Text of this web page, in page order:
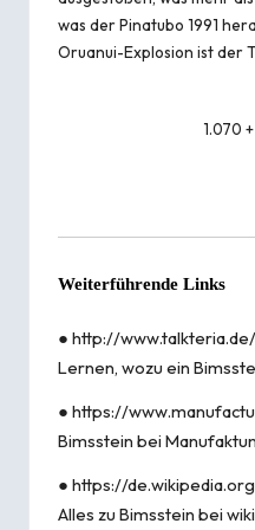
was derPinatubo 1991
Oruanui-Explosion ist der
1.070
Weiterführende Links
● http://
Lernen, wozu ein
● https://
Bimsstein bei
● https://
Alles zu Bimsstein bei